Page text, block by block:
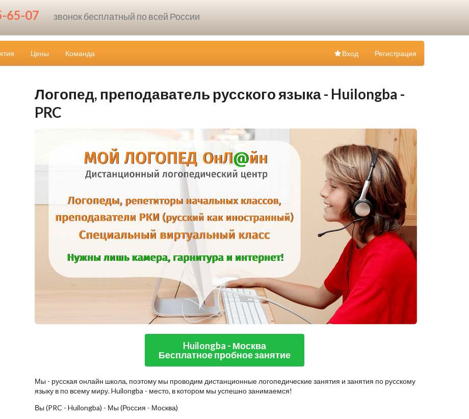
65-07 звонок бесплатный по всей России
Цены Команда Регистрация
Вход
Логопед, преподаватель русского языка - Huilongba -
PRC
Huilongba - Москва
Бесплатное пробное занятие
Мы - русская онлайн школа, поэтому мы проводим дистанционные логопедические занятия и занятия по русскому
языку в по всему миру. Huilongba - место, в котором мы успешно занимаемся!
Вы (PRC - Huilongba) - Мы (Россия - Москва)